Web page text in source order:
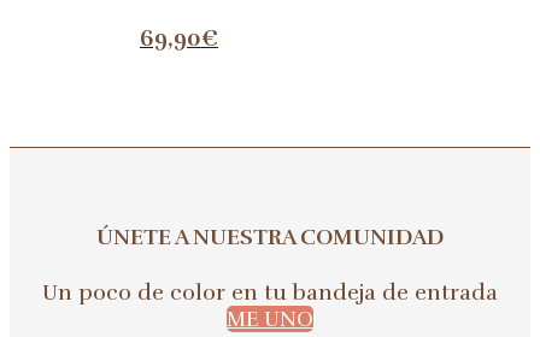
69,90€
ÚNETE A NUESTRA COMUNIDAD
Un poco de color en tu bandeja de entrada
ME UNO